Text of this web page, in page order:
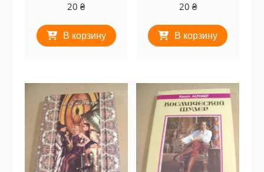
20₴
В корзину
20 ₴
В корзину